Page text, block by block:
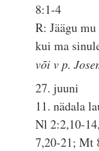
8:1-4
R: Jäägu
kui ma
või v p.
27. juuni
11. nädala
Nl 2:2,10-
7,20-21; Mt